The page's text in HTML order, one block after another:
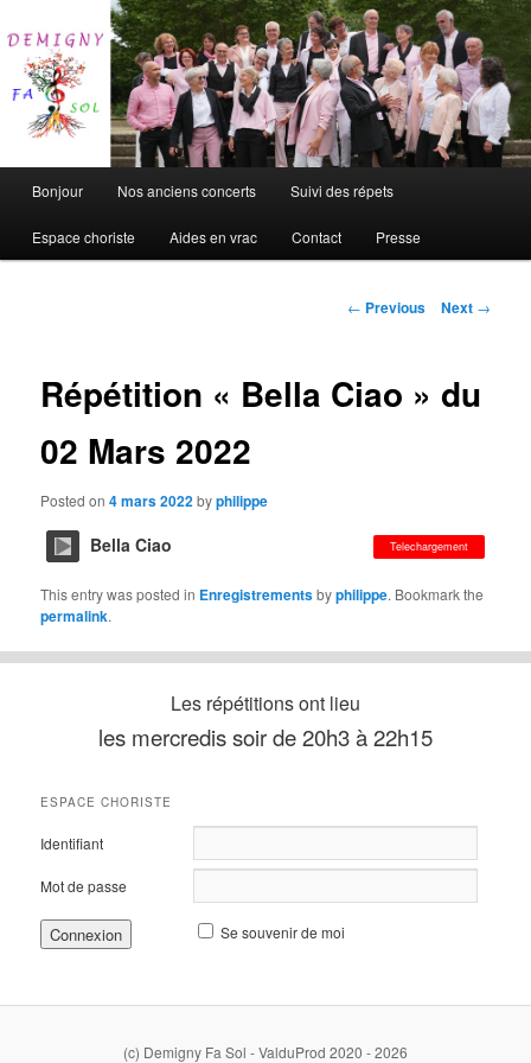
DEFASOL
Chorale de Demigny
menu
Skip
to
Bonjour Nos anciens concerts Suivi des répets
Espace choriste Aides en vrac Contact Presse
Post
← Previous Next →
Répétition « Bella Ciao » du
02 Mars 2022
Posted on4 mars 2022byphilippe
Bella Ciao Telechargement
This entry was posted in Enregistrementsbyphilippe. Bookmark the
permalink.
Les répétitions ont lieu
les mercredis soir de 20h3 à 22h15
ESPACE CHORISTE
Identifiant
Mot de passe
Se souvenir de moi
(c) Demigny Fa Sol - ValduProd 2020 - 2026